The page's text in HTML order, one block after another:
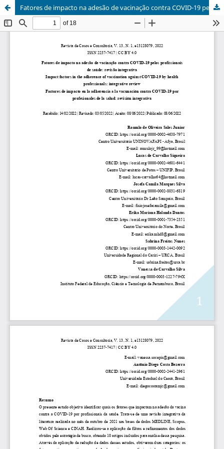
Fatores de impacto na adesão de vacinação contra COVID-19 pelos profissionais de saúde: revisão integrativa